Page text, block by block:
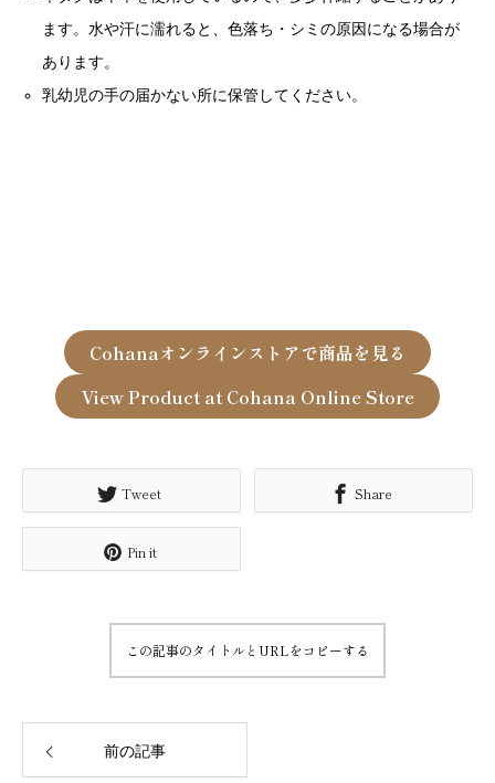
ます。水や汗に濡れると、色落ち・シミの原因になる場合が
あります。
乳幼児の手の届かない所に保管してください。
Cohanaオンラインストアで商品を見る
View Product at Cohana Online Store
Tweet Share
Pin it
この記事のタイトルとURLをコピーする
前の記事